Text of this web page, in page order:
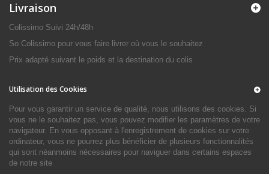
Livraison
Colissimo Suivi 24h/48h
So Colissimo pour vous faire livrer où vous le souhaitez
Prix adapté suivant le poids et la destination du colis
Utilisation des Cookies
Pour vous garantir un service de qualité, nous utilisons des cookies. Si
vous ne le souhaitez pas, vous pouvez modifier les paramètres de votre
navigateur. En vous opposant à l'enregistrement de cookies sur votre
ordinateur, vous ne pourrez plus bénéficier de plusieurs fonctionnalités
qui sont néanmoins nécessaires pour naviguer dans certains espaces
de notre site